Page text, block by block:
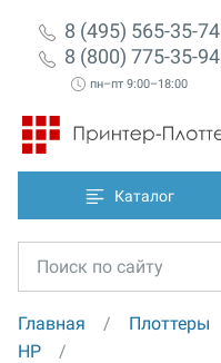
8 (495) 565-35-74
8 (800) 775-35-94
пн–пт 9:00–18:00
Каталог
Главная Плоттеры
HP